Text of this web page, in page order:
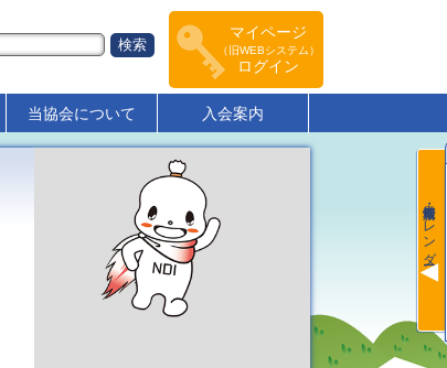
マイページ
（旧WEBシステム）
ログイン
当協会について 入会案内
最新情報・カレンダー